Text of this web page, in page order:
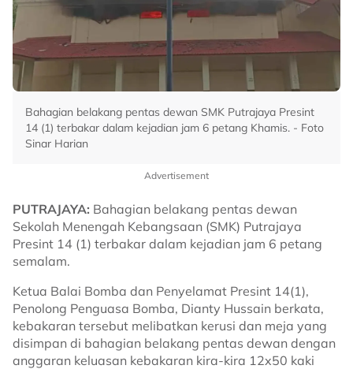
Bahagian belakang pentas dewan SMK Putrajaya Presint
14 (1) terbakar dalam kejadian jam 6 petang Khamis. - Foto
Sinar Harian
Advertisement
PUTRAJAYA: Bahagian belakang pentas dewan
Sekolah Menengah Kebangsaan (SMK) Putrajaya
Presint 14 (1) terbakar dalam kejadian jam 6 petang
semalam.
Ketua Balai Bomba dan Penyelamat Presint 14(1),
Penolong Penguasa Bomba, Dianty Hussain berkata,
kebakaran tersebut melibatkan kerusi dan meja yang
disimpan di bahagian belakang pentas dewan dengan
anggaran keluasan kebakaran kira-kira 12x50 kaki